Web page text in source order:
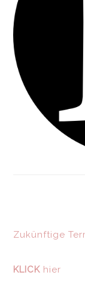
Zukünftige
KLICK hier